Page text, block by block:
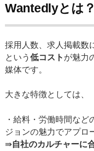
Wantedlyとは？
採用人数、求人掲載数
という 低コスト が魅力
媒体です。
大きな特徴としては、
・給料・労働時間な
ジョンの魅力でアプロ
⇛自社のカルチャーに